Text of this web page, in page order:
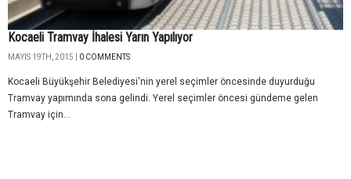
Kocaeli Tramvay İhalesi Yarın Yapılıyor
MAYIS 19TH, 2015 | 0 COMMENTS
Kocaeli Büyükşehir Belediyesi'nin yerel seçimler öncesinde duyurduğu
Tramvay yapımında sona gelindi. Yerel seçimler öncesi gündeme gelen
Tramvay için...